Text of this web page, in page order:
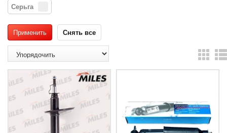
Серьга
Снять все